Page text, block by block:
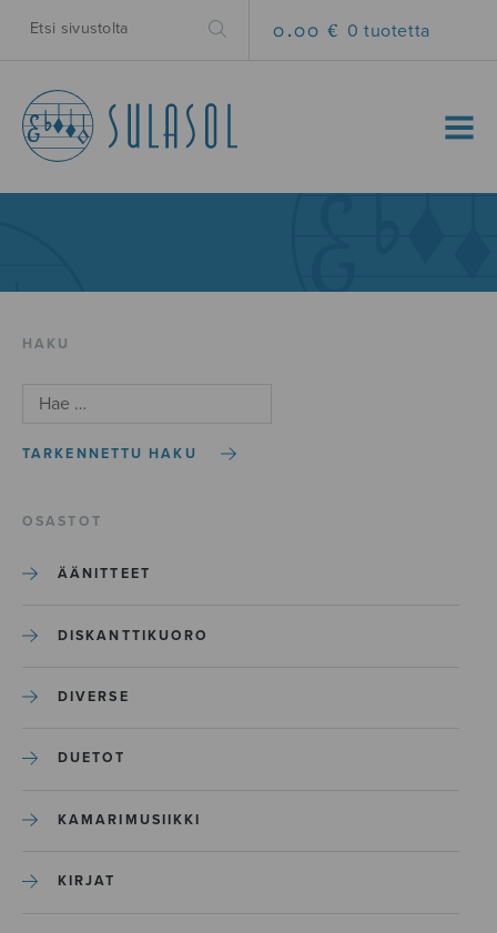
0.00 € 0 tuotetta
MENU
HAKU
TARKENNETTU HAKU
OSASTOT
ÄÄNITTEET
DISKANTTIKUORO
DIVERSE
DUETOT
KAMARIMUSIIKKI
KIRJAT